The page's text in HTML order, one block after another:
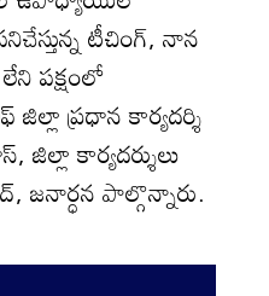
టీచింగ్‌, నాన
పక్షంలో
ప్రధాన కార్యదర్శి
జిల్లా కార్యదర్శులు
జనార్ధన పాల్గొన్నారు.